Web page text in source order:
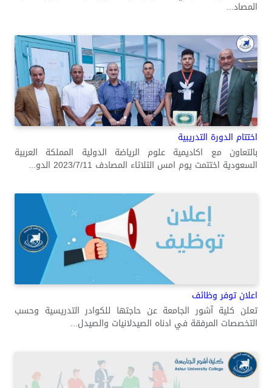
المصاد...
اختتام الدورة التدريبية
بالتعاون مع اكاديمية علوم الرياضة الدولية المملكة العربية
السعودية اختتمت يوم امس الثلاثاء المصادف 2023/7/11 الدو...
اعلان توفر وظائف
تعلن كلية آشور الجامعة عن حاجتها للكوادر التدريسية وحسب
التخصصات المرفقة في ادناه الصيدلانيات والصيدل...